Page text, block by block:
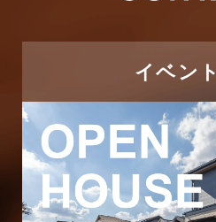
つくばエクスプレス線
ピアラシティ店-ブログ
ブログ
マンション経営活用事例
2025年11月
2025年10月
2025年9月
イベン